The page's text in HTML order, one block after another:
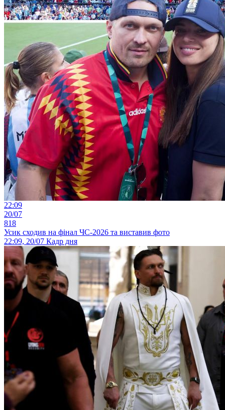
22:09
20/07
818
Усик сходив на фінал ЧС-2026 та виставив фото
22:09, 20/07 Кадр дня